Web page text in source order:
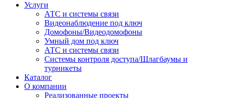
Услуги
АТС и системы связи
Видеонаблюдение под ключ
Домофоны/Видеодомофоны
Умный дом под ключ
АТС и системы связи
Системы контроля доступа/Шлагбаумы и
турникеты
Каталог
О компании
Реализованные проекты